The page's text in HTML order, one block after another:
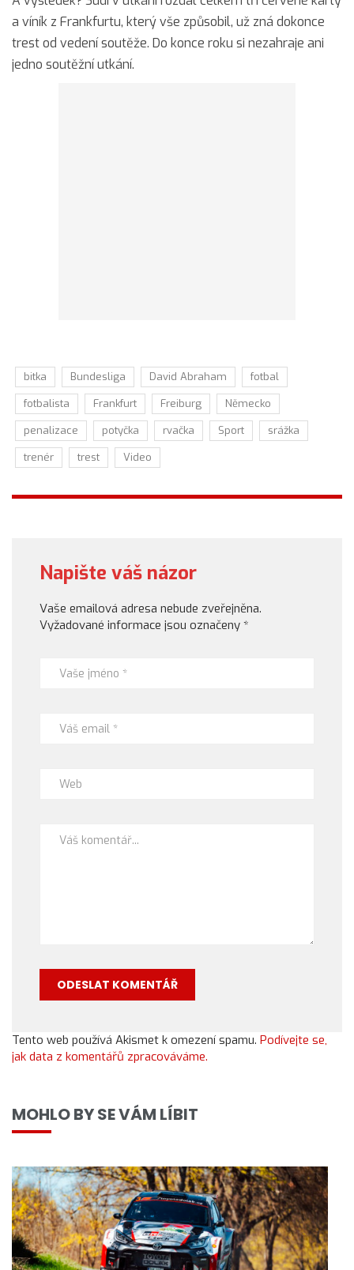
a víník z Frankfurtu, který vše způsobil, už zná dokonce
trest od vedení soutěže. Do konce roku si nezahraje ani
jedno soutěžní utkání.
bitka Bundesliga David Abraham
fotbal
fotbalista
Frankfurt Freiburg
Německo
penalizace
potyčka rvačka Sport
srážka
trenér
trest Video
Napište váš názor
Vaše emailová adresa nebude zveřejněna.
Vyžadované informace jsou označeny *
Tento web používá Akismet k omezení spamu. Podívejte se,
jak data z komentářů zpracováváme.
MOHLO BY SE VÁM LÍBIT